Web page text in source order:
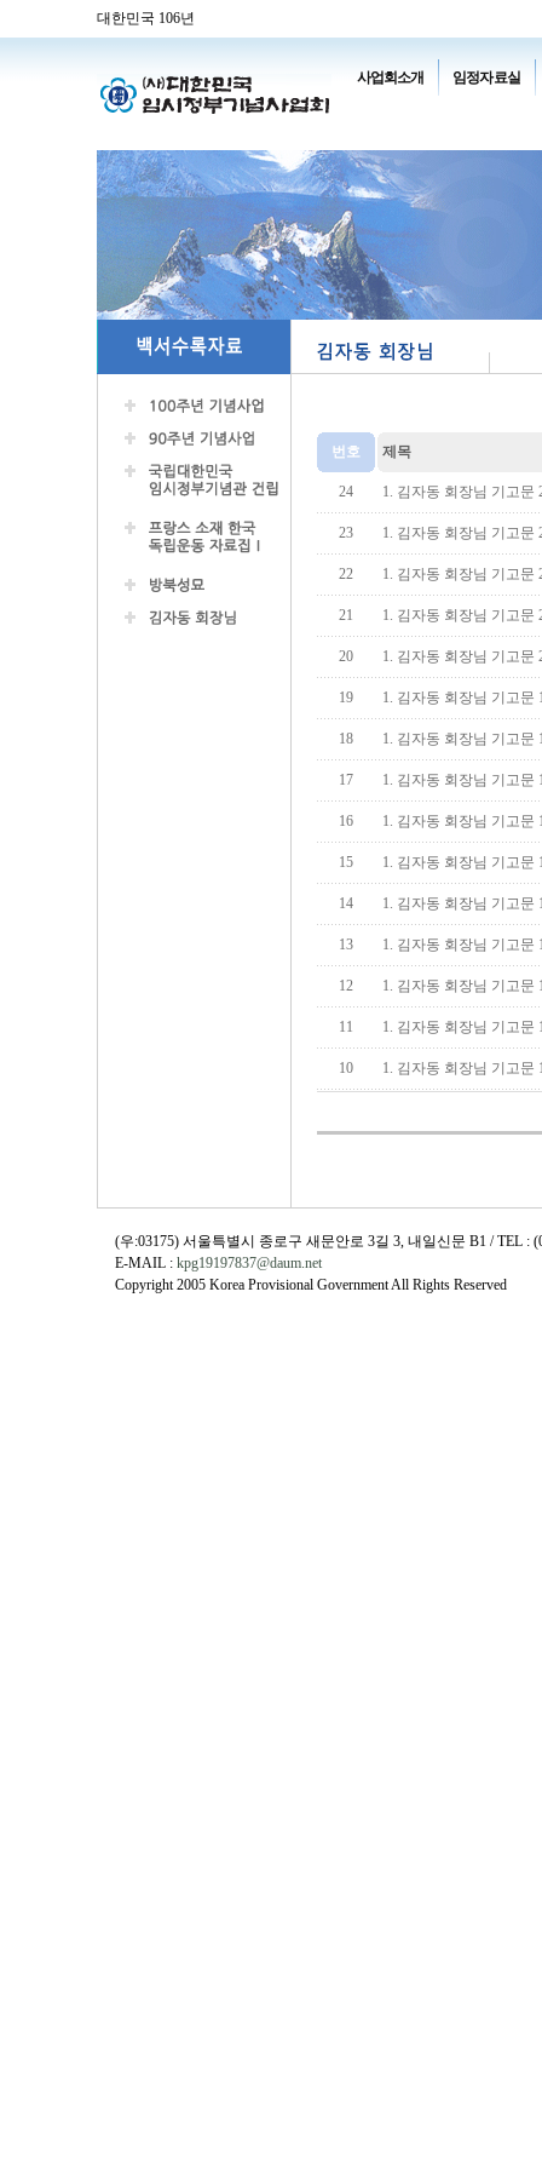
대한민국 106년
사업회소개 임정자료실
번호 제목
24 1. 김자동 회장님 기고
23 1. 김자동 회장님 기고
22 1. 김자동 회장님 기고
21 1. 김자동 회장님 기고
20 1. 김자동 회장님 기고
19 1. 김자동 회장님 기고
18 1. 김자동 회장님 기고
17 1. 김자동 회장님 기고
16 1. 김자동 회장님 기고
15 1. 김자동 회장님 기고
14 1. 김자동 회장님 기고
13 1. 김자동 회장님 기고
12 1. 김자동 회장님 기고
11 1. 김자동 회장님 기고
10 1. 김자동 회장님 기고
(우:03175) 서울특별시 종로구 새문안로 3길 3, 내일신문 B1 / TEL :
E-MAIL : kpg19197837@daum.net
Copyright 2005 Korea Provisional Government All Rights Reserved